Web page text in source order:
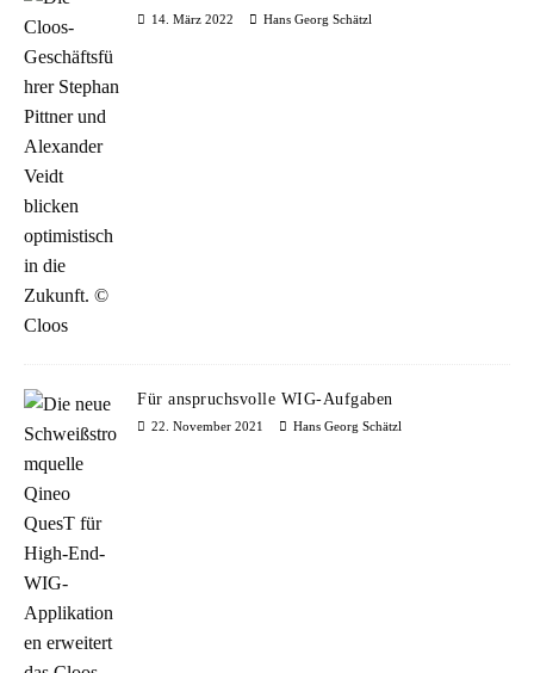
14. März 2022 Hans Georg Schätzl
Für anspruchsvolle WIG-Aufgaben
22. November 2021 Hans Georg Schätzl